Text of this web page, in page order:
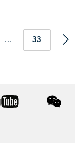
... 33
youtube